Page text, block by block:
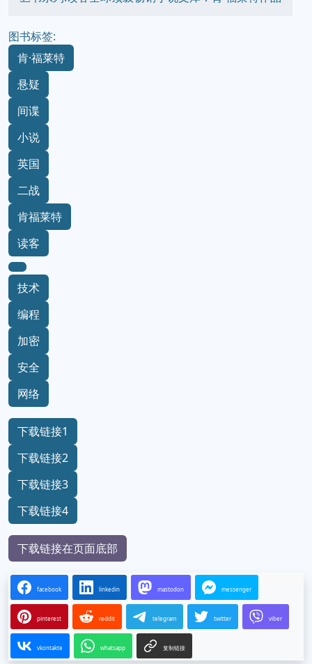
图书标签:
肯·福莱特
悬疑
间谍
小说
英国
二战
肯福莱特
读客
技术
编程
加密
安全
网络
下载链接1
下载链接2
下载链接3
下载链接4
下载链接在页面底部
facebook linkedin mastodon messenger
pinterest reddit telegram twitter viber
vkontakte whatsapp 复制链接